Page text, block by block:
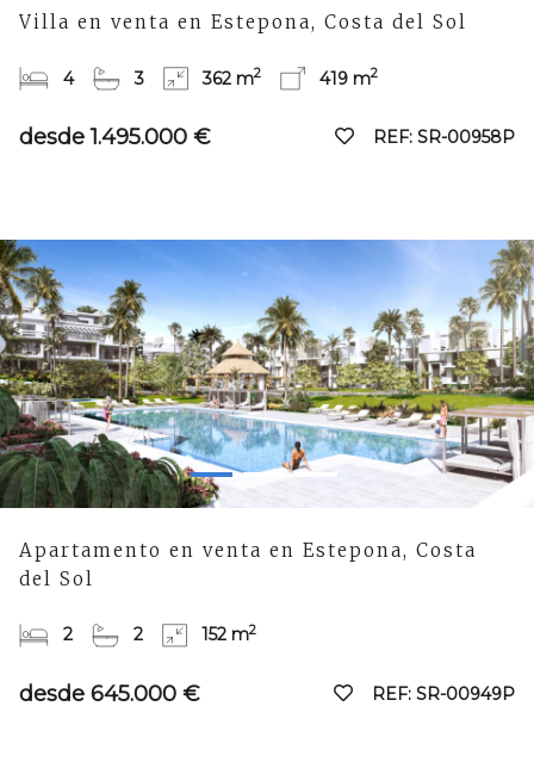
Villa en venta en Estepona, Costa del Sol
4 3 362 m2 419 m2
desde 1.495.000 € REF: SR-00958P
Apartamento en venta en Estepona, Costa
del Sol
2 2 152 m2
desde 645.000 € REF: SR-00949P